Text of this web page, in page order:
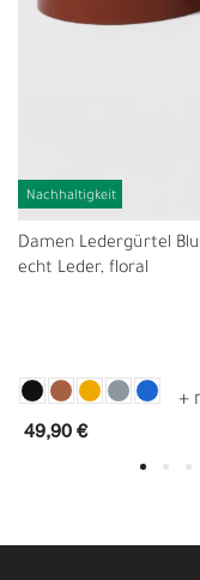
Nachhaltigkeit
Damen Ledergürtel
echt Leder, floral
49,90 €